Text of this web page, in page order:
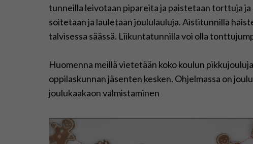
tunneilla leivotaan pipareita ja paistetaan torttuja
soitetaan ja lauletaan joululauluja. Aistitunnilla
talvisessa säässä. Liikuntatunnilla voi olla
Huomenna meillä vietetään koko koulun
oppilaskunnan jäsenten kesken. Ohjelmassa on
joulukaakaon valmistaminen